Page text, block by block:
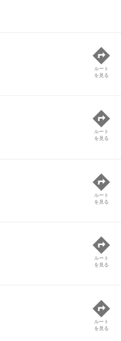
ルート
を見る
ルート
を見る
ルート
を見る
ルート
を見る
ルート
を見る